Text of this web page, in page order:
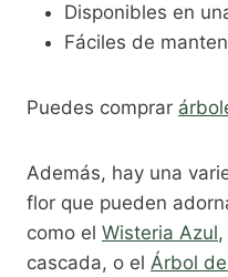
Disponibles en
Fáciles de
Puedes comprar
Además, hay una
flor que pueden
como el Wisteria Azul
cascada, o el Árbol